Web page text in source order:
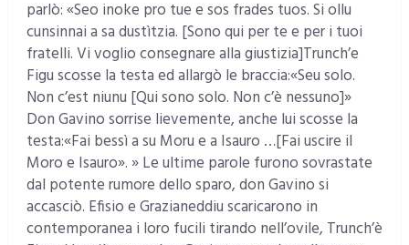
parlò: «Seo inoke pro tue e sos frades tuos. Si ollu
cunsinnai a sa dustìtzia. [Sono qui per te e per i tuoi
fratelli. Vi voglio consegnare alla giustizia]Trunch’e
Figu scosse la testa ed allargò le braccia:«Seu solo.
Non c’est niunu [Qui sono solo. Non c’è nessuno]»
Don Gavino sorrise lievemente, anche lui scosse la
testa:«Fai bessì a su Moru e a Isauro …[Fai uscire il
Moro e Isauro». » Le ultime parole furono sovrastate
dal potente rumore dello sparo, don Gavino si
accasciò. Efisio e Grazianeddiu scaricarono in
contemporanea i loro fucili tirando nell’ovile, Trunch’è